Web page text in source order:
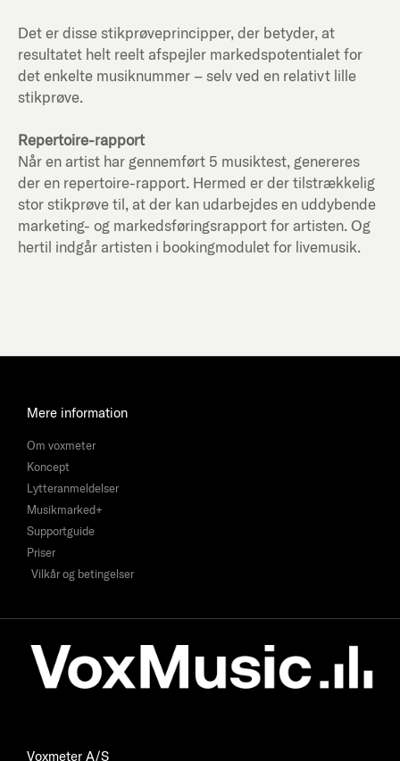
Det er disse stikprøveprincipper, der betyder, at
resultatet helt reelt afspejler markedspotentialet for
det enkelte musiknummer – selv ved en relativt lille
stikprøve.
Repertoire-rapport
Når en artist har gennemført 5 musiktest, genereres
der en repertoire-rapport. Hermed er der tilstrækkelig
stor stikprøve til, at der kan udarbejdes en uddybende
marketing- og markedsføringsrapport for artisten. Og
hertil indgår artisten i bookingmodulet for livemusik.
Mere information
Om voxmeter
Koncept
Lytteranmeldelser
Musikmarked+
Supportguide
Priser
Vilkår og betingelser
Voxmeter A/S